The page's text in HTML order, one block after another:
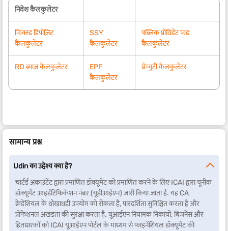
निवेश कैलकुलेटर
फिक्स्ड डिपॉज़िट
कैलकुलेटर
SSY
कैलकुलेटर
पब्लिक प्रोविडेंट फंड
कैलकुलेटर
RD ब्याज कैलकुलेटर
EPF
कैलकुलेटर
ग्रेच्युटी कैलकुलेटर
सामान्य प्रश्न
Udin का उद्देश्य क्या है?
चार्टर्ड अकाउंटेंट द्वारा प्रमाणित डॉक्यूमेंट को प्रमाणित करने के लिए ICAI द्वारा यूनीक
डॉक्यूमेंट आइडेंटिफिकेशन नंबर (यूडीआईएन) जारी किया जाता है. यह CA
क्रेडेंशियल के धोखाधड़ी उपयोग को रोकता है, पारदर्शिता सुनिश्चित करता है और
प्रोफेशनल अखंडता की सुरक्षा करता है. यूआईएन नियामक निकायों, बिज़नेस और
हितधारकों को ICAI यूआईएन पोर्टल के माध्यम से फाइनेंशियल डॉक्यूमेंट की